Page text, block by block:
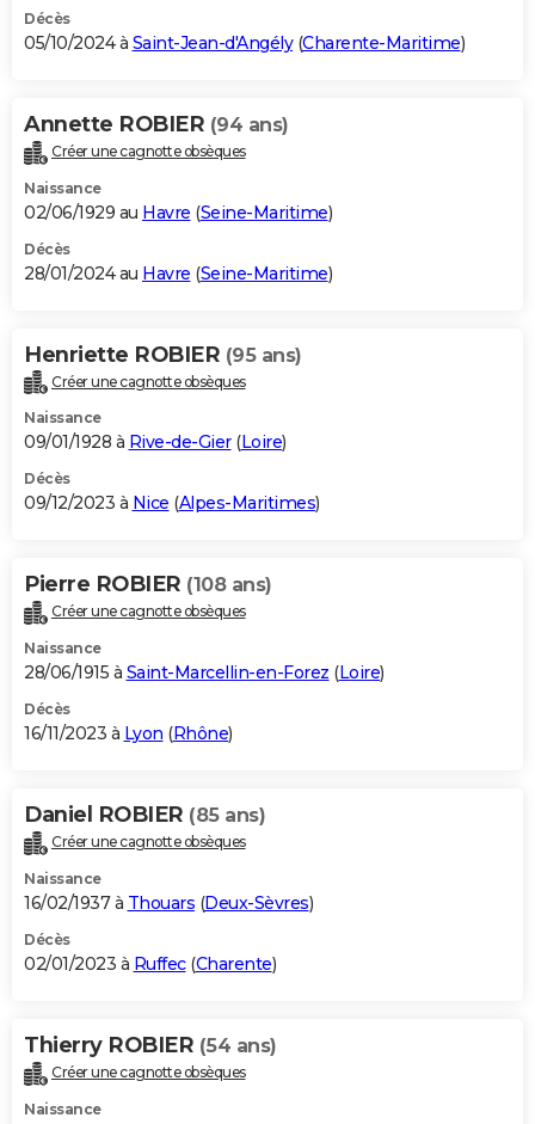
Décès
05/10/2024 à Saint-Jean-d'Angély(Charente-Maritime)
Annette ROBIER (94 ans)
Créer une cagnotte obsèques
Naissance
02/06/1929 au Havre (Seine-Maritime)
Décès
28/01/2024 au Havre (Seine-Maritime)
Henriette ROBIER (95 ans)
Créer une cagnotte obsèques
Naissance
09/01/1928 à Rive-de-Gier(Loire)
Décès
09/12/2023 à Nice (Alpes-Maritimes)
Pierre ROBIER (108 ans)
Créer une cagnotte obsèques
Naissance
28/06/1915 à Saint-Marcellin-en-Forez (Loire)
Décès
16/11/2023 à Lyon (Rhône)
Daniel ROBIER (85 ans)
Créer une cagnotte obsèques
Naissance
16/02/1937 à Thouars (Deux-Sèvres)
Décès
02/01/2023 à Ruffec(Charente)
Thierry ROBIER (54 ans)
Créer une cagnotte obsèques
Naissance